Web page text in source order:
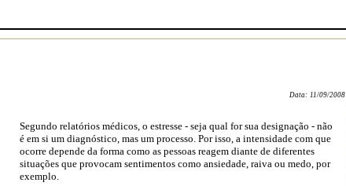
Data: 11/09/2008
Segundo relatórios médicos, o estresse - seja qual for sua designação - não
é em si um diagnóstico, mas um processo. Por isso, a intensidade com que
ocorre depende da forma como as pessoas reagem diante de diferentes
situações que provocam sentimentos como ansiedade, raiva ou medo, por
exemplo.